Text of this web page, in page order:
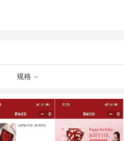
规格